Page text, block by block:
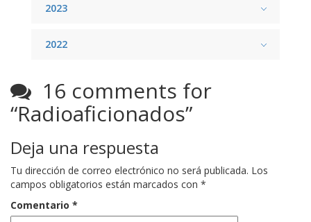
2023
2022
16 comments for
“Radioaficionados”
Deja una respuesta
Tu dirección de correo electrónico no será publicada. Los
campos obligatorios están marcados con *
Comentario *